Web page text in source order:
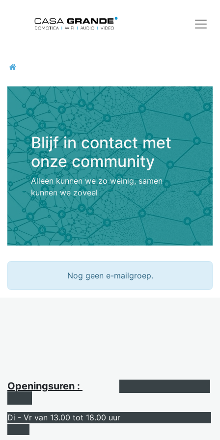
Blijf in contact met
onze community
Alleen kunnen we zo weinig, samen
kunnen we zoveel
Nog geen e-mailgroep.
Openingsuren :
Di - Vr van 13.00 tot 18.00 uur